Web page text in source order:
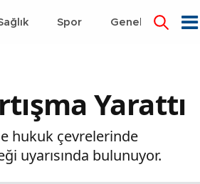
Spor Genel Dünya
Yarattı
hukuk çevrelerinde
uyarısında bulunuyor.